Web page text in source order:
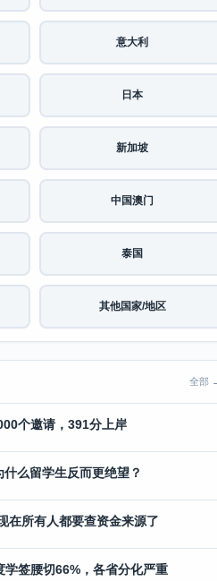
意大利
日本
新加坡
中国澳门
泰国
其他国家/地区
全部
个邀请，391分上岸
么留学生反而更绝望？
在所有人都要查资金来源了
签腰切66%，各省分化严重